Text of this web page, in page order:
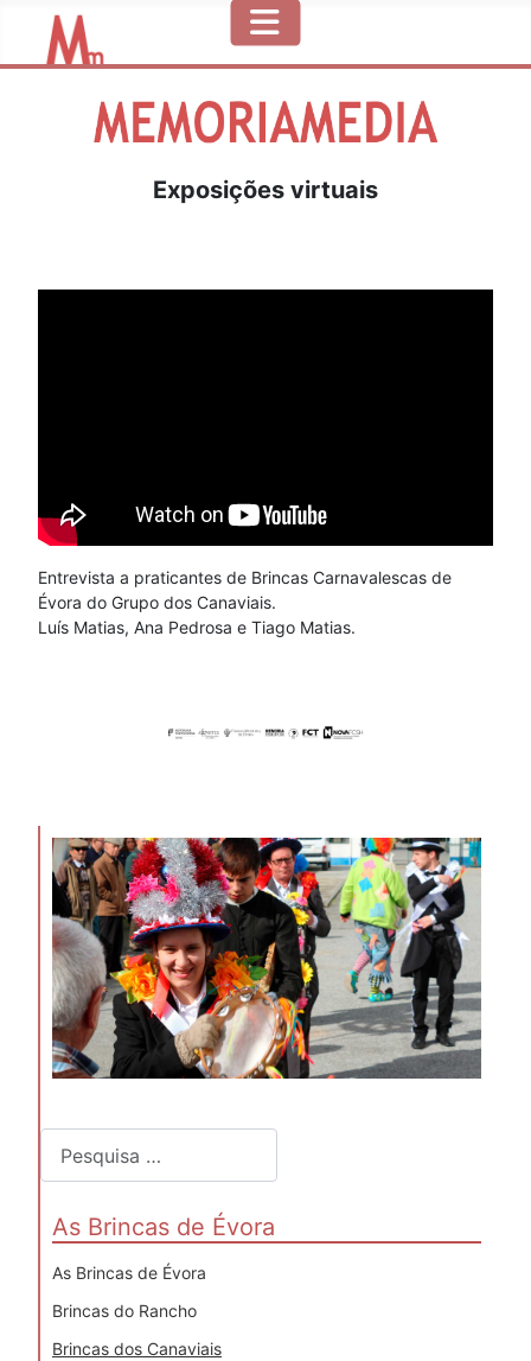
Exposições virtuais
Entrevista a praticantes de Brincas Carnavalescas de
Évora do Grupo dos Canaviais.
Luís Matias, Ana Pedrosa e Tiago Matias.
As Brincas de Évora
As Brincas de Évora
Brincas do Rancho
Brincas dos Canaviais